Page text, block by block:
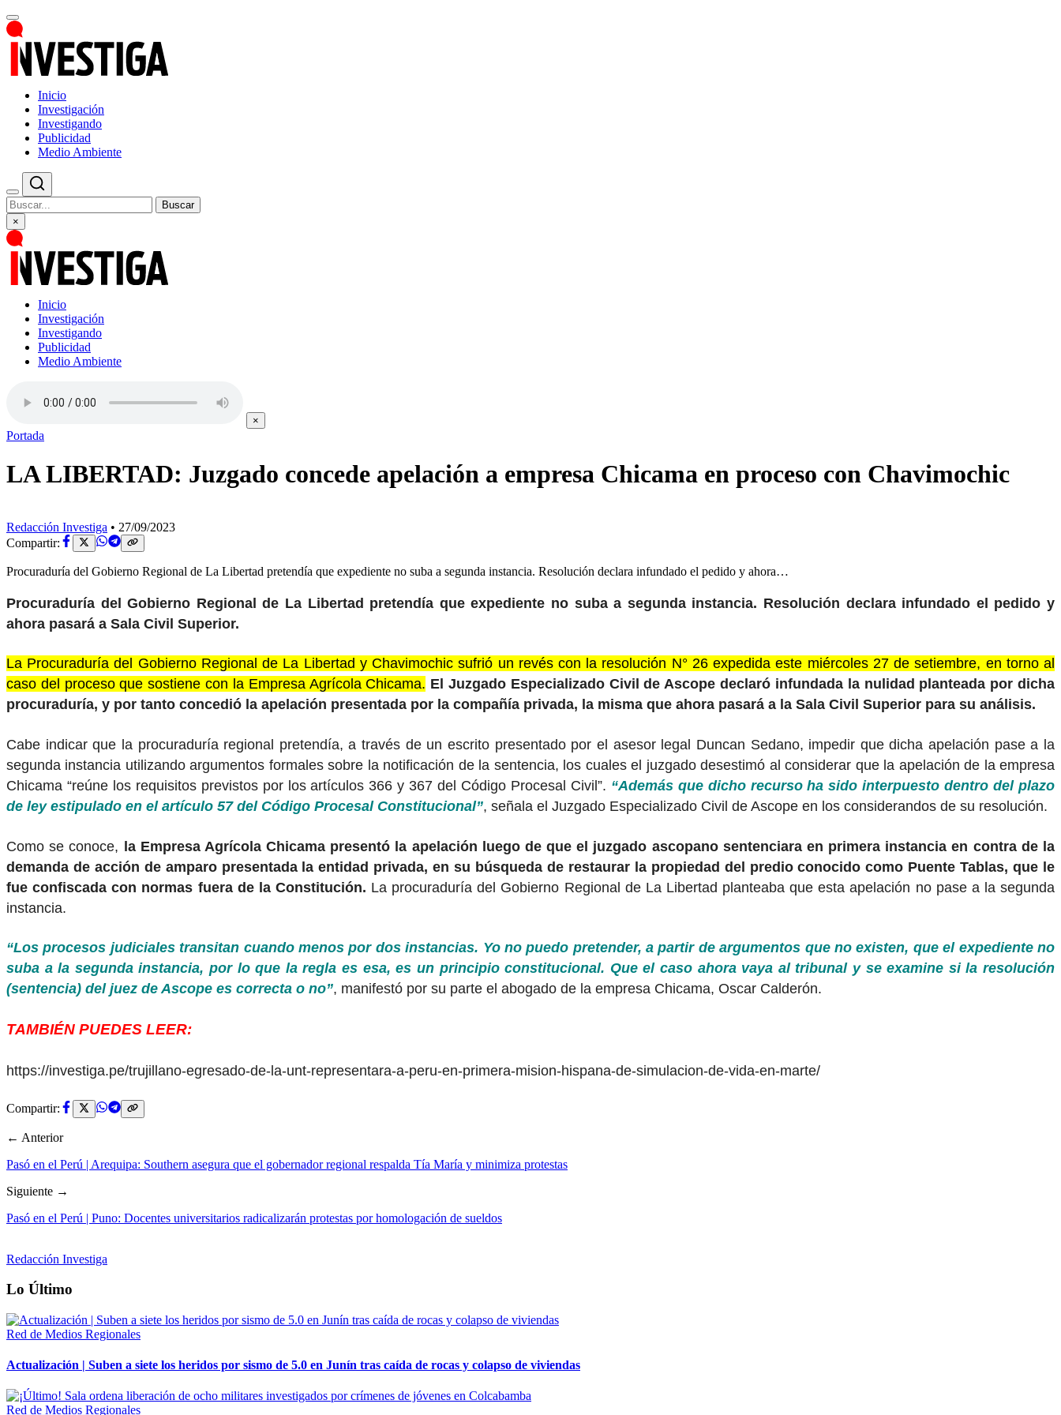
Inicio
Investigación
Investigando
Publicidad
Medio Ambiente
Buscar
×
Inicio
Investigación
Investigando
Publicidad
Medio Ambiente
×
Portada
LA LIBERTAD: Juzgado concede apelación a empresa Chicama en proceso con Chavimochic
Redacción Investiga • 27/09/2023
Compartir:
Procuraduría del Gobierno Regional de La Libertad pretendía que expediente no suba a segunda instancia. Resolución declara infundado el pedido y ahora…
Procuraduría del Gobierno Regional de La Libertad pretendía que expediente no suba a segunda instancia. Resolución declara infundado el pedido y
ahora pasará a Sala Civil Superior.
La Procuraduría del Gobierno Regional de La Libertad y Chavimochic sufrió un revés con la resolución N° 26 expedida este miércoles 27 de setiembre, en torno al
caso del proceso que sostiene con la Empresa Agrícola Chicama. El Juzgado Especializado Civil de Ascope declaró infundada la nulidad planteada por dicha
procuraduría, y por tanto concedió la apelación presentada por la compañía privada, la misma que ahora pasará a la Sala Civil Superior para su análisis.
Cabe indicar que la procuraduría regional pretendía, a través de un escrito presentado por el asesor legal Duncan Sedano, impedir que dicha apelación pase a la
segunda instancia utilizando argumentos formales sobre la notificación de la sentencia, los cuales el juzgado desestimó al considerar que la apelación de la empresa
Chicama “reúne los requisitos previstos por los artículos 366 y 367 del Código Procesal Civil”. “Además que dicho recurso ha sido interpuesto dentro del plazo
de ley estipulado en el artículo 57 del Código Procesal Constitucional”, señala el Juzgado Especializado Civil de Ascope en los considerandos de su resolución.
Como se conoce, la Empresa Agrícola Chicama presentó la apelación luego de que el juzgado ascopano sentenciara en primera instancia en contra de la
demanda de acción de amparo presentada la entidad privada, en su búsqueda de restaurar la propiedad del predio conocido como Puente Tablas, que le
fue confiscada con normas fuera de la Constitución. La procuraduría del Gobierno Regional de La Libertad planteaba que esta apelación no pase a la segunda
instancia.
“Los procesos judiciales transitan cuando menos por dos instancias. Yo no puedo pretender, a partir de argumentos que no existen, que el expediente no
suba a la segunda instancia, por lo que la regla es esa, es un principio constitucional. Que el caso ahora vaya al tribunal y se examine si la resolución
(sentencia) del juez de Ascope es correcta o no”, manifestó por su parte el abogado de la empresa Chicama, Oscar Calderón.
TAMBIÉN PUEDES LEER:
https://investiga.pe/trujillano-egresado-de-la-unt-representara-a-peru-en-primera-mision-hispana-de-simulacion-de-vida-en-marte/
Compartir:
← Anterior
Pasó en el Perú | Arequipa: Southern asegura que el gobernador regional respalda Tía María y minimiza protestas
Siguiente →
Pasó en el Perú | Puno: Docentes universitarios radicalizarán protestas por homologación de sueldos
Redacción Investiga
Lo Último
Red de Medios Regionales
Actualización | Suben a siete los heridos por sismo de 5.0 en Junín tras caída de rocas y colapso de viviendas
Red de Medios Regionales